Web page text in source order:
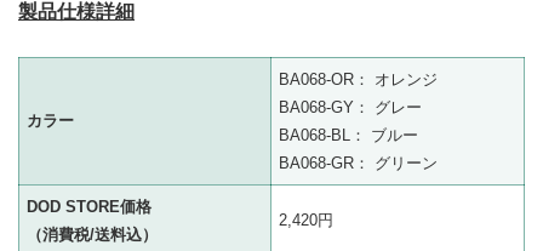
製品仕様詳細
カラー
BA068-OR： オレンジ
BA068-GY： グレー
BA068-BL： ブルー
BA068-GR： グリーン
DOD STORE価格
（消費税/送料込）
2,420円